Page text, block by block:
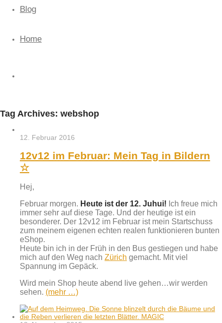
Blog
Home
Tag Archives: webshop
12. Februar 2016
12v12 im Februar: Mein Tag in Bildern
☆
Hej,
Februar morgen. Heute ist der 12. Juhui! Ich freue mich
immer sehr auf diese Tage. Und der heutige ist ein
besonderer. Der 12v12 im Februar ist mein Startschuss
zum meinem eigenen echten realen funktionieren bunten
eShop.
Heute bin ich in der Früh in den Bus gestiegen und habe
mich auf den Weg nach Zürich gemacht. Mit viel
Spannung im Gepäck.
Wird mein Shop heute abend live gehen…wir werden
sehen. (mehr …)